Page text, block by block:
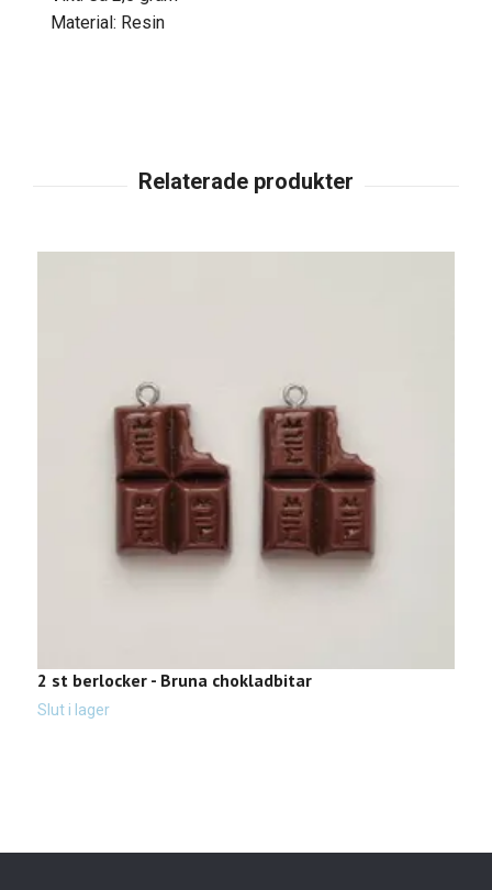
Material: Resin
2 st berlocker - Bruna chokladbitar
Slut i lager